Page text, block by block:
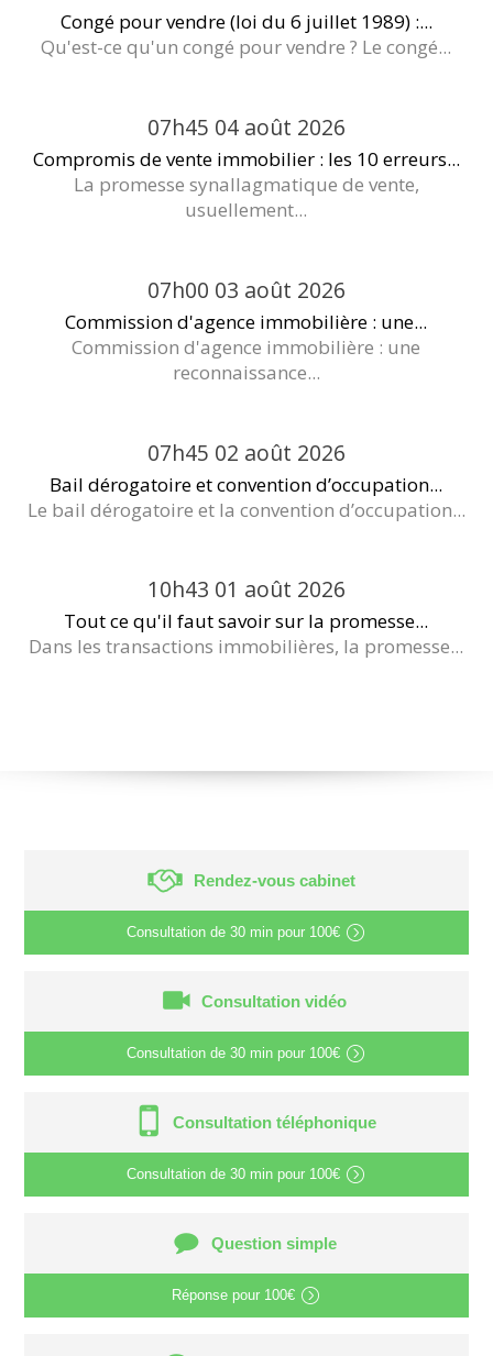
Congé pour vendre (loi du 6 juillet 1989) :...
Qu'est-ce qu'un congé pour vendre ? Le congé...
07h45 04 août 2026
Compromis de vente immobilier : les 10 erreurs...
La promesse synallagmatique de vente,
usuellement...
07h00 03 août 2026
Commission d'agence immobilière : une...
Commission d'agence immobilière : une
reconnaissance...
07h45 02 août 2026
Bail dérogatoire et convention d’occupation...
Le bail dérogatoire et la convention d’occupation...
10h43 01 août 2026
Tout ce qu'il faut savoir sur la promesse...
Dans les transactions immobilières, la promesse...
Rendez-vous cabinet
Consultation de 30 min pour 100€
Consultation vidéo
Consultation de 30 min pour 100€
Consultation téléphonique
Consultation de 30 min pour 100€
Question simple
Réponse pour 100€